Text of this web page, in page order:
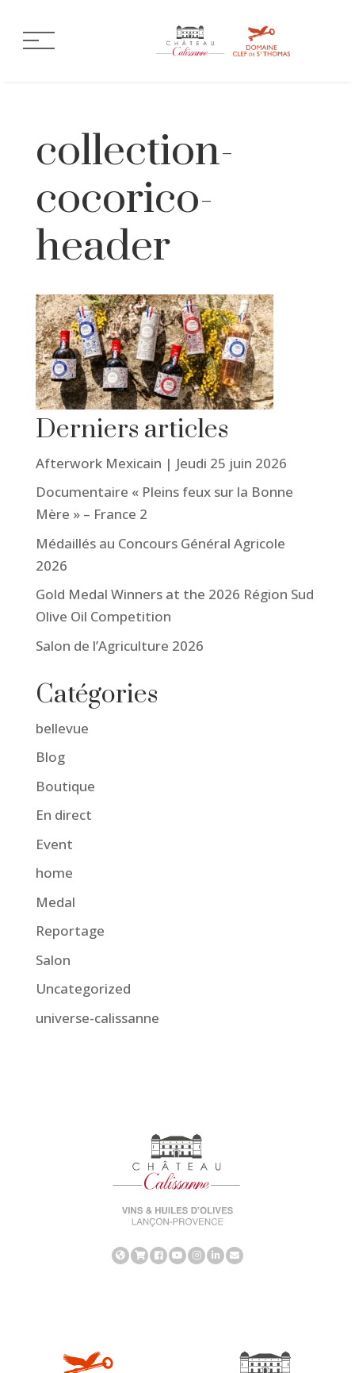
collection-
cocorico-
header
Derniers articles
Afterwork Mexicain | Jeudi 25 juin 2026
Documentaire « Pleins feux sur la Bonne
Mère » – France 2
Médaillés au Concours Général Agricole
2026
Gold Medal Winners at the 2026 Région Sud
Olive Oil Competition
Salon de l’Agriculture 2026
Catégories
bellevue
Blog
Boutique
En direct
Event
home
Medal
Reportage
Salon
Uncategorized
universe-calissanne